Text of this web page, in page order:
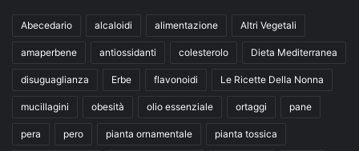
Abecedario alcaloidi alimentazione Altri Vegetali
amaperbene antiossidanti colesterolo Dieta Mediterranea
disuguaglianza Erbe flavonoidi Le Ricette Della Nonna
mucillagini obesità olio essenziale ortaggi pane
pera pero pianta ornamentale pianta tossica